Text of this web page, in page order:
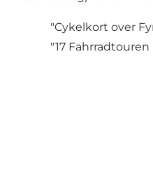
"Cykelkort over
"17